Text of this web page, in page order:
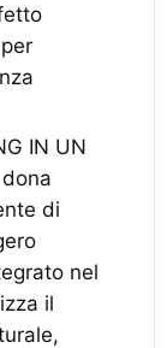
IN UN
di
nel
il